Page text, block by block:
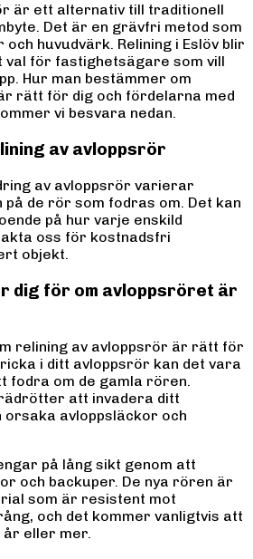
är ett alternativ till traditionell
Det är en grävfri metod som
huvudvärk. Relining i Eslöv blir
för fastighetsägare som vill
Hur man bestämmer om
rätt för dig och fördelarna med
vi besvara nedan.
av avloppsrör
av avloppsrör varierar
på de rör som fodras om. Det kan
på hur varje enskild
oss för kostnadsfri
objekt.
dig för om avloppsröret är
relining av avloppsrör är rätt för
i ditt avloppsrör kan det vara
fodra om de gamla rören.
att invadera ditt
avloppsläckor och
på lång sikt genom att
och backuper. De nya rören är
som är resistent mot
och det kommer vanligtvis att
år eller mer.